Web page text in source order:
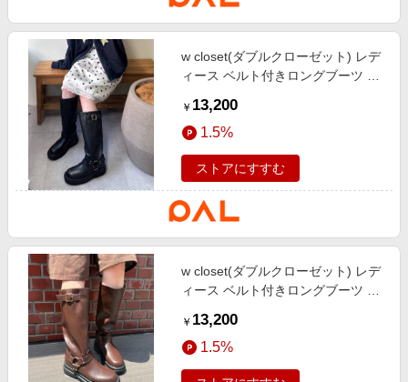
w closet(ダブルクローゼット) レデ
ィース ベルト付きロングブーツ ブ
￥ 13,200
1.5%
ストアにすすむ
w closet(ダブルクローゼット) レデ
ィース ベルト付きロングブーツ ブ
￥ 13,200
1.5%